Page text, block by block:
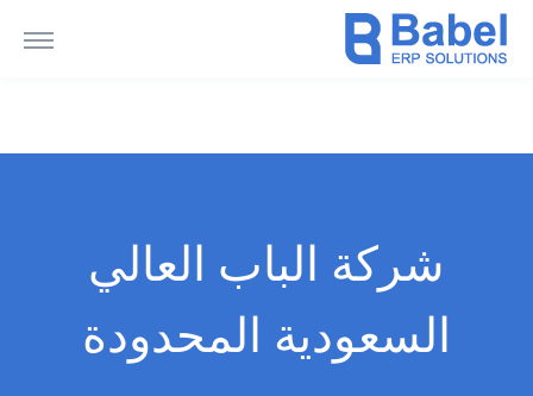
شركة الباب العالي
السعودية المحدودة